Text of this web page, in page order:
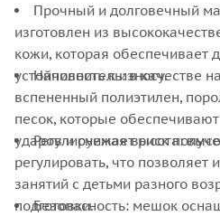
Прочный и долговечный
изготовлен из
кожи, которая обеспечивает
устойчивость к износу.
Наполнитель: в качестве
вспененный полиэтилен,
песок, которые
ударов и снижает риск
Регулируемая высота:
регулировать, что позволяет
занятий с детьми разного
подготовки.
Безопасность: мешок